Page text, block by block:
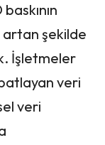
artan şekilde
İşletmeler
veri
veri